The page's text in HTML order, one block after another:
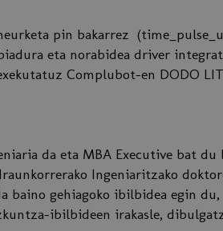
pin bakarrez
eta norabidea driver
Complubot-en DODO
da eta MBA Executive bat
Ingeniaritzako
baino gehiagoko ibilbidea egin
ibilbideen irakasle,